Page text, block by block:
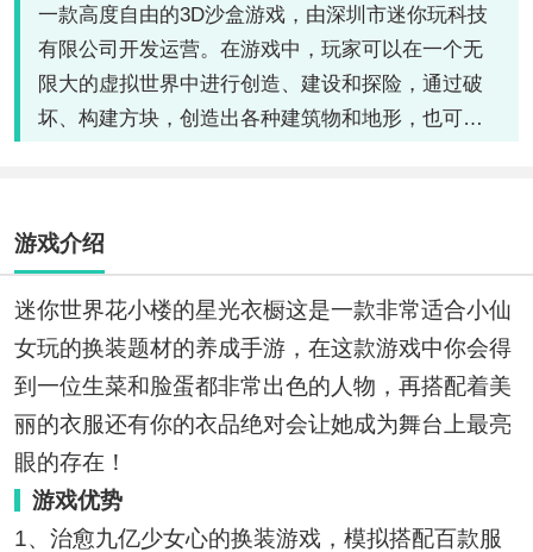
一款高度自由的3D沙盒游戏，由深圳市迷你玩科技
有限公司开发运营。在游戏中，玩家可以在一个无
限大的虚拟世界中进行创造、建设和探险，通过破
坏、构建方块，创造出各种建筑物和地形，也可以
游戏介绍
迷你世界花小楼的星光衣橱这是一款非常适合小仙
女玩的换装题材的养成手游，在这款游戏中你会得
到一位生菜和脸蛋都非常出色的人物，再搭配着美
丽的衣服还有你的衣品绝对会让她成为舞台上最亮
眼的存在！
游戏优势
1、治愈九亿少女心的换装游戏，模拟搭配百款服